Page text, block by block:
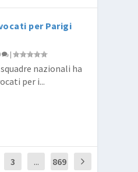
per Parigi
|
nazionali ha
per i...
3 ... 869